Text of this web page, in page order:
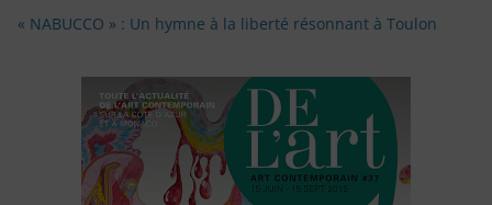
« NABUCCO » : Un hymne à la liberté résonnant à Toulon